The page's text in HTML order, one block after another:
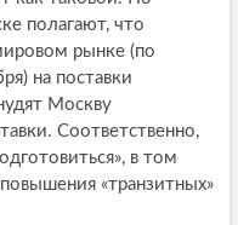
полагают, что
рынке (по
на поставки
Москву
Соответственно,
в том
«транзитных»